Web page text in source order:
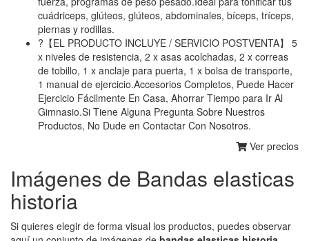
cuádriceps, glúteos, glúteos, abdominales, bíceps, tríceps,
piernas y rodillas.
?【EL PRODUCTO INCLUYE / SERVICIO POSTVENTA】 5
x niveles de resistencia, 2 x asas acolchadas, 2 x correas
de tobillo, 1 x anclaje para puerta, 1 x bolsa de transporte,
1 manual de ejercicio.Accesorios Completos, Puede Hacer
Ejercicio Fácilmente En Casa, Ahorrar Tiempo para Ir Al
Gimnasio.Si Tiene Alguna Pregunta Sobre Nuestros
Productos, No Dude en Contactar Con Nosotros.
Ver precios
Imágenes de Bandas elasticas
historia
Si quieres elegir de forma visual los productos, puedes observar